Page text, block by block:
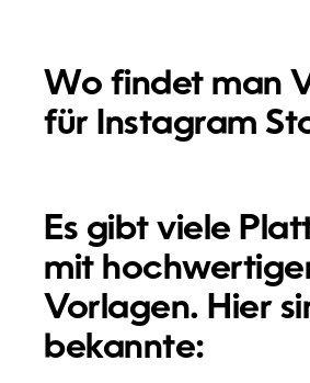
Wo findet man
für Instagram
Es gibt viele
mit
Vorlagen. Hier
bekannte: